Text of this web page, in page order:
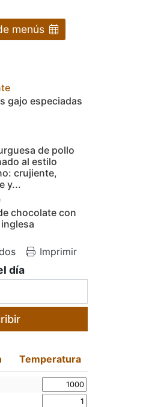
menús
gajo especiadas
de pollo
al estilo
crujiente,
y...
chocolate con
Imprimir
día
Temperatura